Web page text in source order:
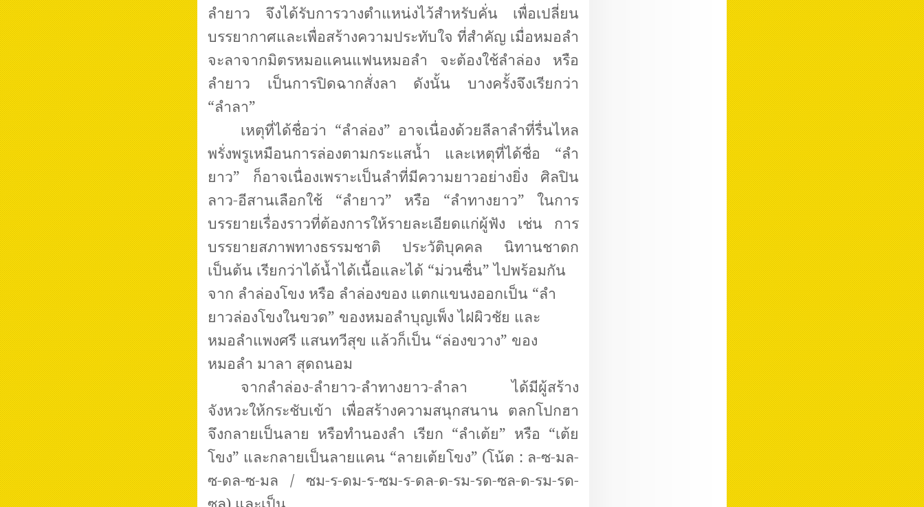
ลำยาว จึงได้รับการวางตำแหน่งไว้สำหรับคั่น เพื่อเปลี่ยน
บรรยากาศและเพื่อสร้างความประทับใจ ที่สำคัญ เมื่อหมอลำ
จะลาจากมิตรหมอแคนแฟนหมอลำ จะต้องใช้ลำล่อง หรือ
ลำยาว เป็นการปิดฉากสั่งลา ดังนั้น บางครั้งจึงเรียกว่า
“ลำลา”
เหตุที่ได้ชื่อว่า “ลำล่อง” อาจเนื่องด้วยลีลาลำที่รื่นไหล
พรั่งพรูเหมือนการล่องตามกระแสน้ำ และเหตุที่ได้ชื่อ “ลำ
ยาว” ก็อาจเนื่องเพราะเป็นลำที่มีความยาวอย่างยิ่ง ศิลปิน
ลาว-อีสานเลือกใช้ “ลำยาว” หรือ “ลำทางยาว” ในการ
บรรยายเรื่องราวที่ต้องการให้รายละเอียดแก่ผู้ฟัง เช่น การ
บรรยายสภาพทางธรรมชาติ ประวัติบุคคล นิทานชาดก
เป็นต้น เรียกว่าได้น้ำได้เนื้อและได้ “ม่วนซื่น” ไปพร้อมกัน
จาก ลำล่องโขง หรือ ลำล่องของ แตกแขนงออกเป็น “ลำ
ยาวล่องโขงในขวด” ของหมอลำบุญเพ็ง ไฝผิวชัย และ
หมอลำแพงศรี แสนทวีสุข แล้วก็เป็น “ล่องขวาง” ของ
หมอลำ มาลา สุดถนอม
จากลำล่อง-ลำยาว-ลำทางยาว-ลำลา ได้มีผู้สร้าง
จังหวะให้กระชับเข้า เพื่อสร้างความสนุกสนาน ตลกโปกฮา
จึงกลายเป็นลาย หรือทำนองลำ เรียก “ลำเต้ย” หรือ “เต้ย
โขง” และกลายเป็นลายแคน “ลายเต้ยโขง” (โน้ต : ล-ซ-มล-
ซ-ดล-ซ-มล / ซม-ร-ดม-ร-ซม-ร-ดล-ด-รม-รด-ซล-ด-รม-รด-